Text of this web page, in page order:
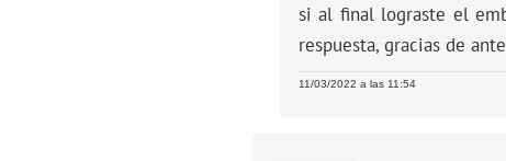
si al final lograste el
respuesta, gracias de
11/03/2022 a las 11:54